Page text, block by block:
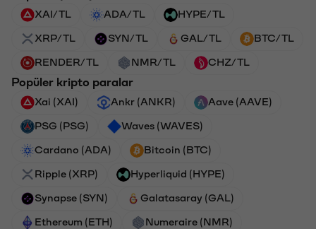
XAI/TL ADA/TL HYPE/TL
XRP/TL SYN/TL GAL/TL BTC/TL
RENDER/TL NMR/TL CHZ/TL
Popüler kripto paralar
Xai (XAI) Ankr (ANKR) Aave (AAVE)
PSG (PSG) Waves (WAVES)
Cardano (ADA) Bitcoin (BTC)
Ripple (XRP) Hyperliquid (HYPE)
Synapse (SYN) Galatasaray (GAL)
Ethereum (ETH) Numeraire (NMR)